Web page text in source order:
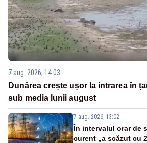
7 aug. 2026, 14:03
Dunărea crește ușor la intrarea în
sub media lunii august
7 aug. 2026, 13:02
În intervalul orar de
curent „a scăzut cu